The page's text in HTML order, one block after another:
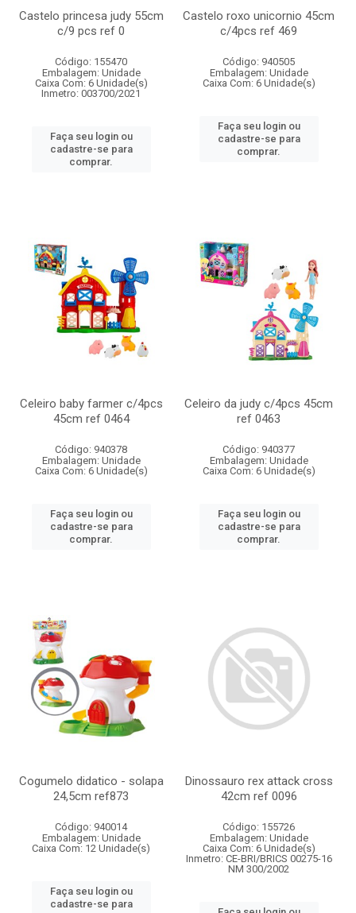
Castelo princesa judy 55cm
c/9 pcs ref 0
Código: 155470
Embalagem: Unidade
Caixa Com: 6 Unidade(s)
Inmetro: 003700/2021
Faça seu login ou
cadastre-se para
comprar.
Castelo roxo unicornio 45cm
c/4pcs ref 469
Código: 940505
Embalagem: Unidade
Caixa Com: 6 Unidade(s)
Faça seu login ou
cadastre-se para
comprar.
Celeiro baby farmer c/4pcs
45cm ref 0464
Código: 940378
Embalagem: Unidade
Caixa Com: 6 Unidade(s)
Faça seu login ou
cadastre-se para
comprar.
Celeiro da judy c/4pcs 45cm
ref 0463
Código: 940377
Embalagem: Unidade
Caixa Com: 6 Unidade(s)
Faça seu login ou
cadastre-se para
comprar.
Cogumelo didatico - solapa
24,5cm ref873
Código: 940014
Embalagem: Unidade
Caixa Com: 12 Unidade(s)
Faça seu login ou
cadastre-se para
Dinossauro rex attack cross
42cm ref 0096
Código: 155726
Embalagem: Unidade
Caixa Com: 6 Unidade(s)
Inmetro: CE-BRI/BRICS 00275-16
NM 300/2002